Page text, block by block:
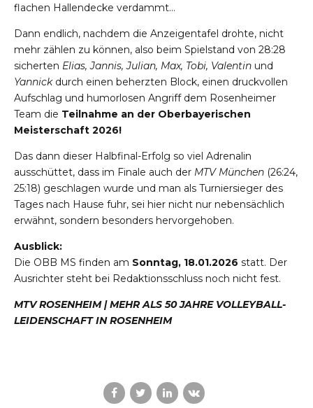
flachen Hallendecke verdammt…
Dann endlich, nachdem die Anzeigentafel drohte, nicht
mehr zählen zu können, also beim Spielstand von 28:28
sicherten Elias, Jannis, Julian, Max, Tobi, Valentin und
Yannickdurch einen beherzten Block, einen druckvollen
Aufschlag und humorlosen Angriff dem Rosenheimer
Team die Teilnahme an der Oberbayerischen
Meisterschaft 2026!
Das dann dieser Halbfinal-Erfolg so viel Adrenalin
ausschüttet, dass im Finale auch der MTV München (26:24,
25:18) geschlagen wurde und man als Turniersieger des
Tages nach Hause fuhr, sei hier nicht nur nebensächlich
erwähnt, sondern besonders hervorgehoben.
Ausblick:
Die OBB MS finden am Sonntag, 18.01.2026 statt. Der
Ausrichter steht bei Redaktionsschluss noch nicht fest.
MTV ROSENHEIM | MEHR ALS 50 JAHRE VOLLEYBALL-
LEIDENSCHAFT IN ROSENHEIM